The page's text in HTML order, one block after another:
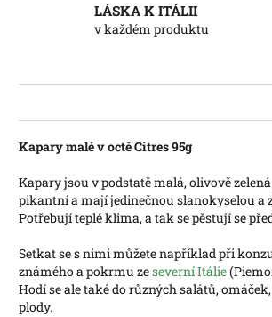
LÁSKA K ITÁLII
v každém produktu
Kapary malé v octě Citres 95g
Kapary jsou v podstatě malá, olivově
pikantní a mají jedinečnou slanokyselou a
Potřebují teplé klima, a tak se pěstují se
Setkat se s nimi můžete například při
známého a pokrmu zeseverní Itálie
Hodí se ale také do různých salátů,
plody.